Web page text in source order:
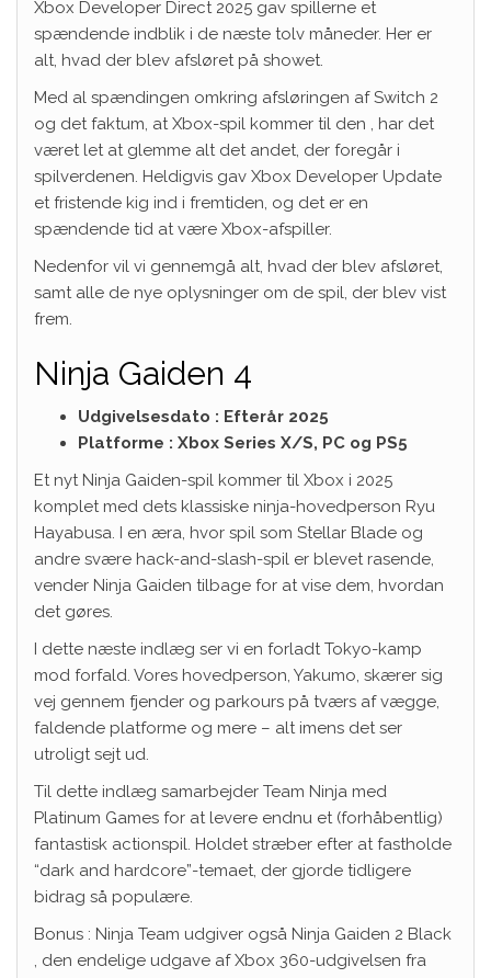
Xbox Developer Direct 2025 gav spillerne et
spændende indblik i de næste tolv måneder. Her er
alt, hvad der blev afsløret på showet.
Med al spændingen omkring afsløringen af ​​Switch 2
og det faktum, at Xbox-spil kommer til den , har det
været let at glemme alt det andet, der foregår i
spilverdenen. Heldigvis gav Xbox Developer Update
et fristende kig ind i fremtiden, og det er en
spændende tid at være Xbox-afspiller.
Nedenfor vil vi gennemgå alt, hvad der blev afsløret,
samt alle de nye oplysninger om de spil, der blev vist
frem.
Ninja Gaiden 4
Udgivelsesdato : Efterår 2025
Platforme : Xbox Series X/S, PC og PS5
Et nyt Ninja Gaiden-spil kommer til Xbox i 2025
komplet med dets klassiske ninja-hovedperson Ryu
Hayabusa. I en æra, hvor spil som Stellar Blade og
andre svære hack-and-slash-spil er blevet rasende,
vender Ninja Gaiden tilbage for at vise dem, hvordan
det gøres.
I dette næste indlæg ser vi en forladt Tokyo-kamp
mod forfald. Vores hovedperson, Yakumo, skærer sig
vej gennem fjender og parkours på tværs af vægge,
faldende platforme og mere – alt imens det ser
utroligt sejt ud.
Til dette indlæg samarbejder Team Ninja med
Platinum Games for at levere endnu et (forhåbentlig)
fantastisk actionspil. Holdet stræber efter at fastholde
“dark and hardcore”-temaet, der gjorde tidligere
bidrag så populære.
Bonus : Ninja Team udgiver også Ninja Gaiden 2 Black
, den endelige udgave af Xbox 360-udgivelsen fra